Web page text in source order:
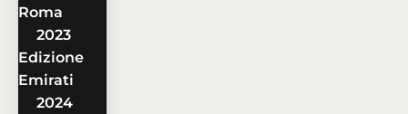
Roma
2023
Edizione
Emirati
2024